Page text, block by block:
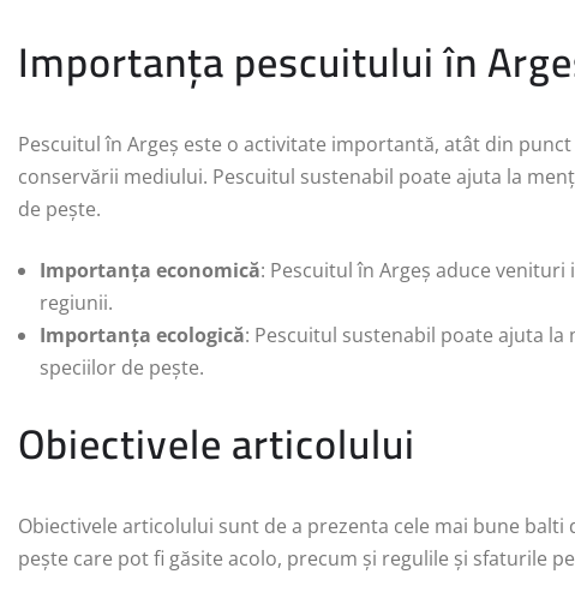
Importanța pescuitului în
Pescuitul în Argeș este o activitate importantă, atât din
conservării mediului. Pescuitul sustenabil poate ajuta la
de pește.
Importanța economică: Pescuitul în Argeș aduce
regiunii.
Importanța ecologică: Pescuitul sustenabil poate ajuta
speciilor de pește.
Obiectivele articolului
Obiectivele articolului sunt de a prezenta cele mai bune
pește care pot fi găsite acolo, precum și regulile și sfaturile